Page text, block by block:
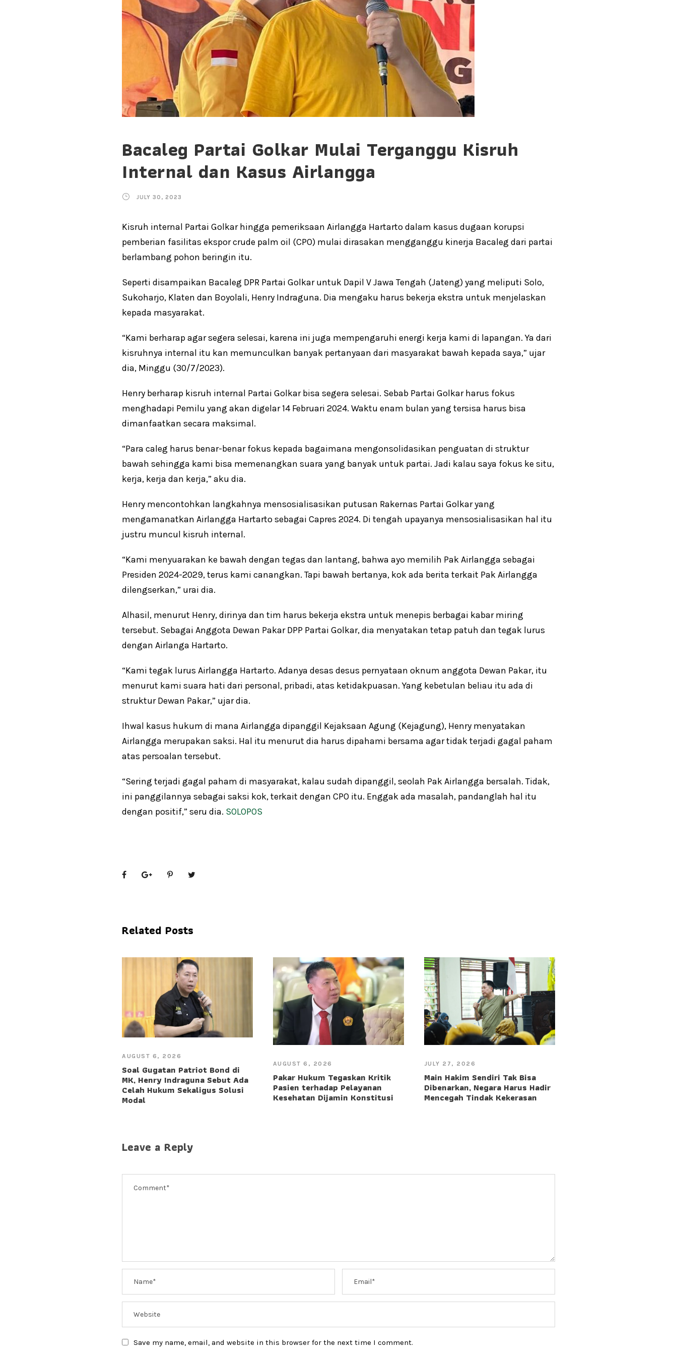
Bacaleg Partai Golkar Mulai Terganggu Kisruh
Internal dan Kasus Airlangga
JULY 30, 2023
Kisruh internal Partai Golkar hingga pemeriksaan Airlangga Hartarto dalam kasus dugaan korupsi
pemberian fasilitas ekspor crude palm oil (CPO) mulai dirasakan mengganggu kinerja Bacaleg dari partai
berlambang pohon beringin itu.
Seperti disampaikan Bacaleg DPR Partai Golkar untuk Dapil V Jawa Tengah (Jateng) yang meliputi Solo,
Sukoharjo, Klaten dan Boyolali, Henry Indraguna. Dia mengaku harus bekerja ekstra untuk menjelaskan
kepada masyarakat.
“Kami berharap agar segera selesai, karena ini juga mempengaruhi energi kerja kami di lapangan. Ya dari
kisruhnya internal itu kan memunculkan banyak pertanyaan dari masyarakat bawah kepada saya,” ujar
dia, Minggu (30/7/2023).
Henry berharap kisruh internal Partai Golkar bisa segera selesai. Sebab Partai Golkar harus fokus
menghadapi Pemilu yang akan digelar 14 Februari 2024. Waktu enam bulan yang tersisa harus bisa
dimanfaatkan secara maksimal.
“Para caleg harus benar-benar fokus kepada bagaimana mengonsolidasikan penguatan di struktur
bawah sehingga kami bisa memenangkan suara yang banyak untuk partai. Jadi kalau saya fokus ke situ,
kerja, kerja dan kerja,” aku dia.
Henry mencontohkan langkahnya mensosialisasikan putusan Rakernas Partai Golkar yang
mengamanatkan Airlangga Hartarto sebagai Capres 2024. Di tengah upayanya mensosialisasikan hal itu
justru muncul kisruh internal.
“Kami menyuarakan ke bawah dengan tegas dan lantang, bahwa ayo memilih Pak Airlangga sebagai
Presiden 2024-2029, terus kami canangkan. Tapi bawah bertanya, kok ada berita terkait Pak Airlangga
dilengserkan,” urai dia.
Alhasil, menurut Henry, dirinya dan tim harus bekerja ekstra untuk menepis berbagai kabar miring
tersebut. Sebagai Anggota Dewan Pakar DPP Partai Golkar, dia menyatakan tetap patuh dan tegak lurus
dengan Airlanga Hartarto.
“Kami tegak lurus Airlangga Hartarto. Adanya desas desus pernyataan oknum anggota Dewan Pakar, itu
menurut kami suara hati dari personal, pribadi, atas ketidakpuasan. Yang kebetulan beliau itu ada di
struktur Dewan Pakar,” ujar dia.
Ihwal kasus hukum di mana Airlangga dipanggil Kejaksaan Agung (Kejagung), Henry menyatakan
Airlangga merupakan saksi. Hal itu menurut dia harus dipahami bersama agar tidak terjadi gagal paham
atas persoalan tersebut.
“Sering terjadi gagal paham di masyarakat, kalau sudah dipanggil, seolah Pak Airlangga bersalah. Tidak,
ini panggilannya sebagai saksi kok, terkait dengan CPO itu. Enggak ada masalah, pandanglah hal itu
dengan positif,” seru dia. SOLOPOS
Related Posts
AUGUST 6, 2026
Soal Gugatan Patriot Bond di
MK, Henry Indraguna Sebut Ada
Celah Hukum Sekaligus Solusi
Modal
AUGUST 6, 2026
Pakar Hukum Tegaskan Kritik
Pasien terhadap Pelayanan
Kesehatan Dijamin Konstitusi
JULY 27, 2026
Main Hakim Sendiri Tak Bisa
Dibenarkan, Negara Harus Hadir
Mencegah Tindak Kekerasan
Leave a Reply
Save my name, email, and website in this browser for the next time I comment.